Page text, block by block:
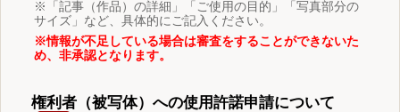
※「記事（作品）の詳細」「ご使用の目的」「写真部分の
サイズ」など、具体的にご記入ください。
※情報が不足している場合は審査をすることができないた
め、非承認となります。
権利者（被写体）への使用許諾申請について